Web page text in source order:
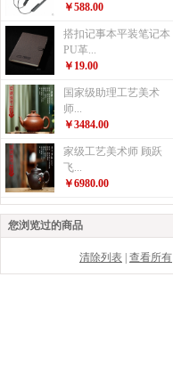
￥588.00
搭扣记事本平装笔记本
PU革...
￥19.00
国家级助理工艺美术
师...
￥3484.00
家级工艺美术师 顾跃
飞...
￥6980.00
您浏览过的商品
清除列表 查看所有